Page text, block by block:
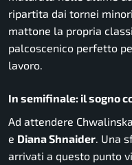
ripartita dai tornei
mattone la propria
palcoscenico perfetto
lavoro.
In semifinale: il sogno
Ad attendere
e Diana Shnaider. Una
arrivati a questo punto